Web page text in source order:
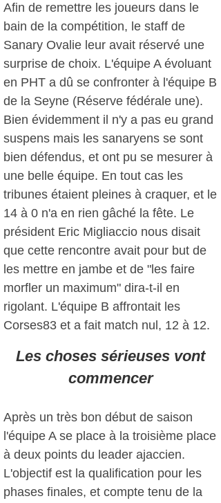
Afin de remettre les joueurs dans le
bain de la compétition, le staff de
Sanary Ovalie leur avait réservé une
surprise de choix. L'équipe A évoluant
en PHT a dû se confronter à l'équipe B
de la Seyne (Réserve fédérale une).
Bien évidemment il n'y a pas eu grand
suspens mais les sanaryens se sont
bien défendus, et ont pu se mesurer à
une belle équipe. En tout cas les
tribunes étaient pleines à craquer, et le
14 à 0 n'a en rien gâché la fête. Le
président Eric Migliaccio nous disait
que cette rencontre avait pour but de
les mettre en jambe et de "les faire
morfler un maximum" dira-t-il en
rigolant. L'équipe B affrontait les
Corses83 et a fait match nul, 12 à 12.
Les choses sérieuses vont
commencer
Après un très bon début de saison
l'équipe A se place à la troisième place
à deux points du leader ajaccien.
L'objectif est la qualification pour les
phases finales, et compte tenu de la